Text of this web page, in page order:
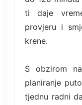
ti daje
provjeru i
krene.
S obzirom
planiranje
tjednu radni